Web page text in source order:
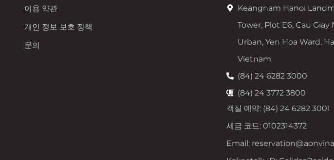
이용 약관
개인 정보 보호 정책
문의
Keangnam Hanoi
Tower, Plot E6, Cau Giay
Urban, Yen Hoa Ward,
Vietnam
(84) 24 6282 3000
(84) 24 3772 3800
객실 예약: (84) 24 6282 3001
세금 코드: 0102314372
Email: